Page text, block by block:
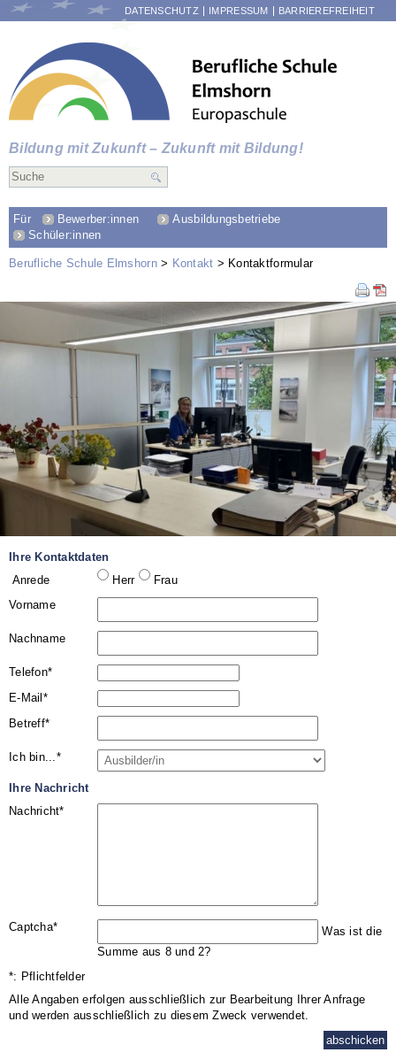
Bildung mit Zukunft – Zukunft mit Bildung!
ÜBERSPRINGEN
DATENSCHUTZ IMPRESSUM BARRIEREFREIHEIT
Für Bewerber:innen
Ausbildungsbetriebe
Schüler:innen
Berufliche Schule Elmshorn Kontakt Kontaktformular
Ihre Kontaktdaten
Herr
Frau
Vorname
Nachname
Pflichtfeld
Telefon*
Pflichtfeld
E-Mail *
Pflichtfeld
Betreff*
Pflichtfeld
Ich bin... *
Ihre Nachricht
Pflichtfeld
Nachricht*
Pflichtfeld
Captcha*
Was ist die
Summe aus 8 und 2?
*: Pflichtfelder
Alle Angaben erfolgen ausschließlich zur Bearbeitung Ihrer Anfrage
und werden ausschließlich zu diesem Zweck verwendet.